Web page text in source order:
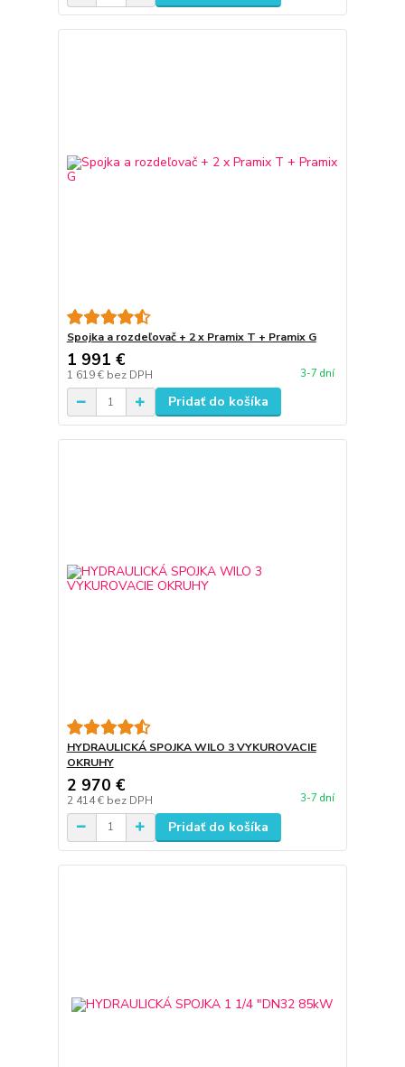
Spojka a rozdeľovač + 2 x Pramix T + Pramix G
1 991 €
1 619 € bez DPH 3-7 dní
Pridať do košíka
HYDRAULICKÁ SPOJKA WILO 3 VYKUROVACIE
OKRUHY
2 970 €
2 414 € bez DPH 3-7 dní
Pridať do košíka